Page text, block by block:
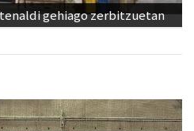
gehiago zerbitzuetan